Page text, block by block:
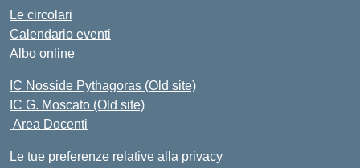
Le circolari
Calendario eventi
Albo online
IC Nosside Pythagoras (Old site)
IC G. Moscato (Old site)
Area Docenti
Le tue preferenze relative alla privacy